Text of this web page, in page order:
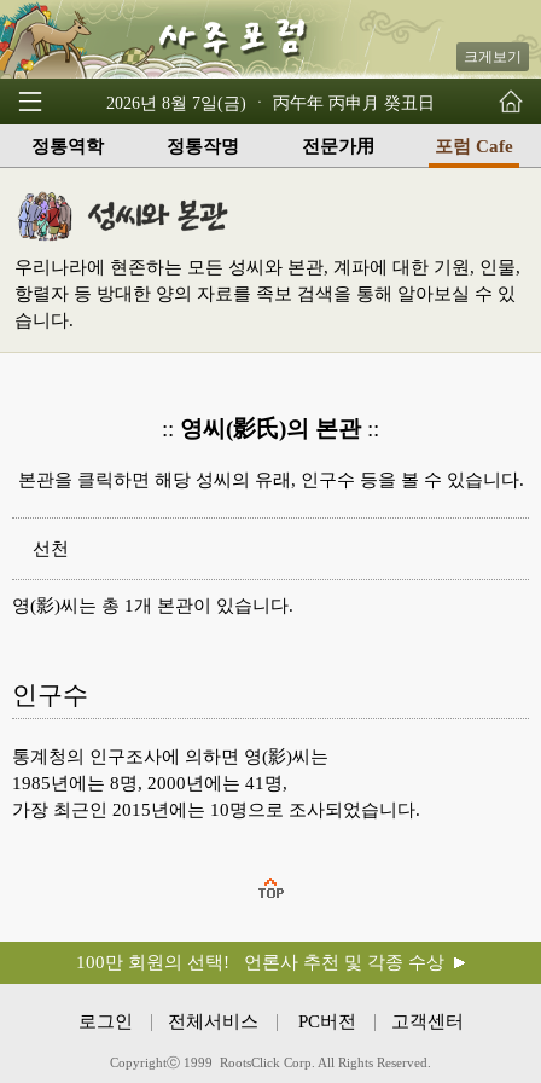
크게보기
2026년 8월 7일(금) ㆍ 丙午年 丙申月 癸丑日
정통역학 정통작명 전문가用 포럼 Cafe
우리나라에 현존하는 모든 성씨와 본관, 계파에 대한 기원, 인물,
항렬자 등 방대한 양의 자료를 족보 검색을 통해 알아보실 수 있
습니다.
:: 영씨(影氏)의 본관::
본관을 클릭하면 해당 성씨의 유래, 인구수 등을 볼 수 있습니다.
선천
영(影)씨는 총 1개 본관이 있습니다.
인구수
통계청의 인구조사에 의하면 영(影)씨는
1985년에는 8명, 2000년에는 41명,
가장 최근인 2015년에는 10명으로 조사되었습니다.
100만 회원의 선택! 언론사 추천 및 각종 수상
로그인 전체서비스 PC버전 고객센터
Copyrightⓒ 1999 RootsClick Corp. All Rights Reserved.